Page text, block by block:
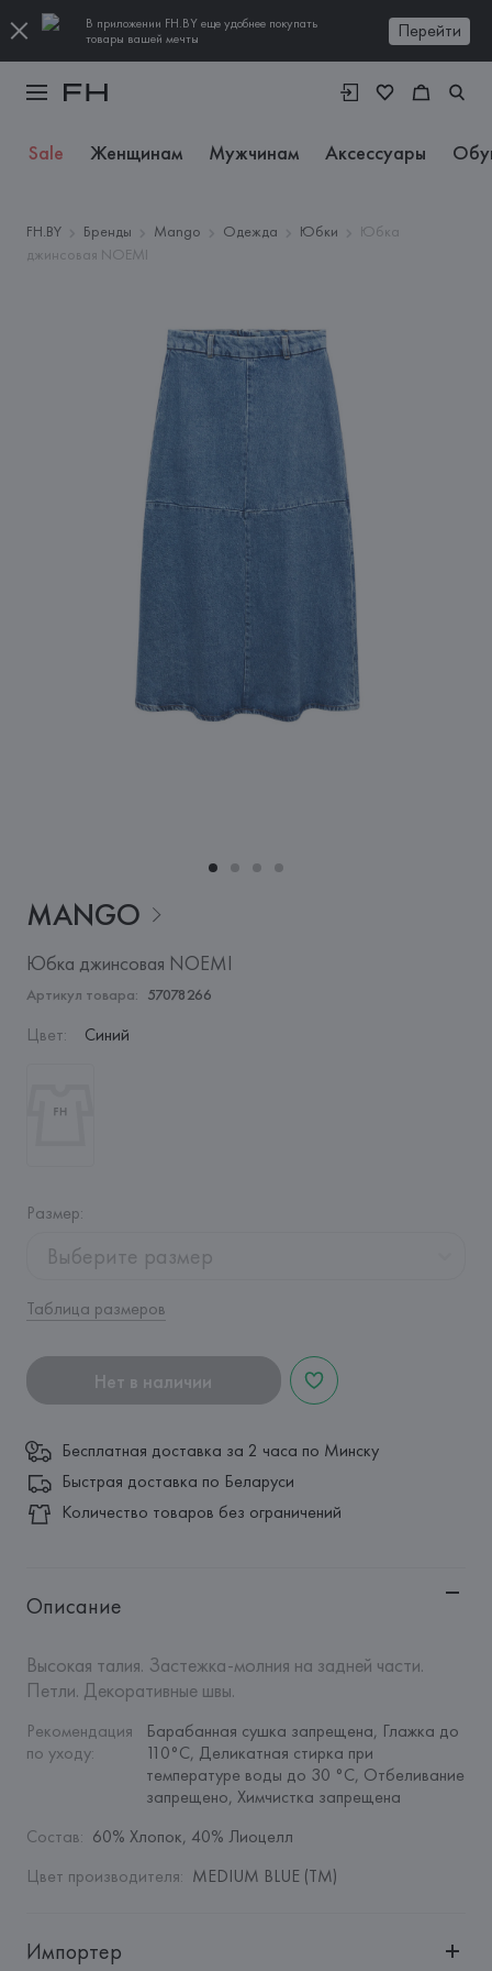
В приложении FH.BY еще удобнее покупать
товары вашей мечты
Перейти
Sale Женщинам Мужчинам Аксессуары
FH.BY Бренды Mango Одежда Юбки
Юбка
джинсовая NOEMI
MANGO
Юбка джинсовая NOEMI
Артикул товара: 57078266
Цвет: Синий
Размер:
Выберите размер
Таблица размеров
Нет в наличии
Бесплатная доставка за 2 часа по Минску
Быстрая доставка по Беларуси
Количество товаров без ограничений
Описание
Высокая талия. Застежка-молния на задней части.
Петли. Декоративные швы.
Рекомендация
по уходу:
Барабанная сушка запрещена, Глажка до
110°C, Деликатная стирка при
температуре воды до 30 °C, Отбеливание
запрещено, Химчистка запрещена
Состав: 60% Хлопок, 40% Лиоцелл
Цвет производителя: MEDIUM BLUE (TM)
Импортер